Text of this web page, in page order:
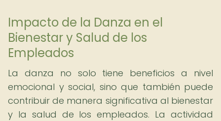
Impacto de la Danza en el
Bienestar y Salud de los
Empleados
La danza no solo tiene beneficios a nivel
emocional y social, sino que también puede
contribuir de manera significativa al bienestar
y la salud de los empleados. La actividad